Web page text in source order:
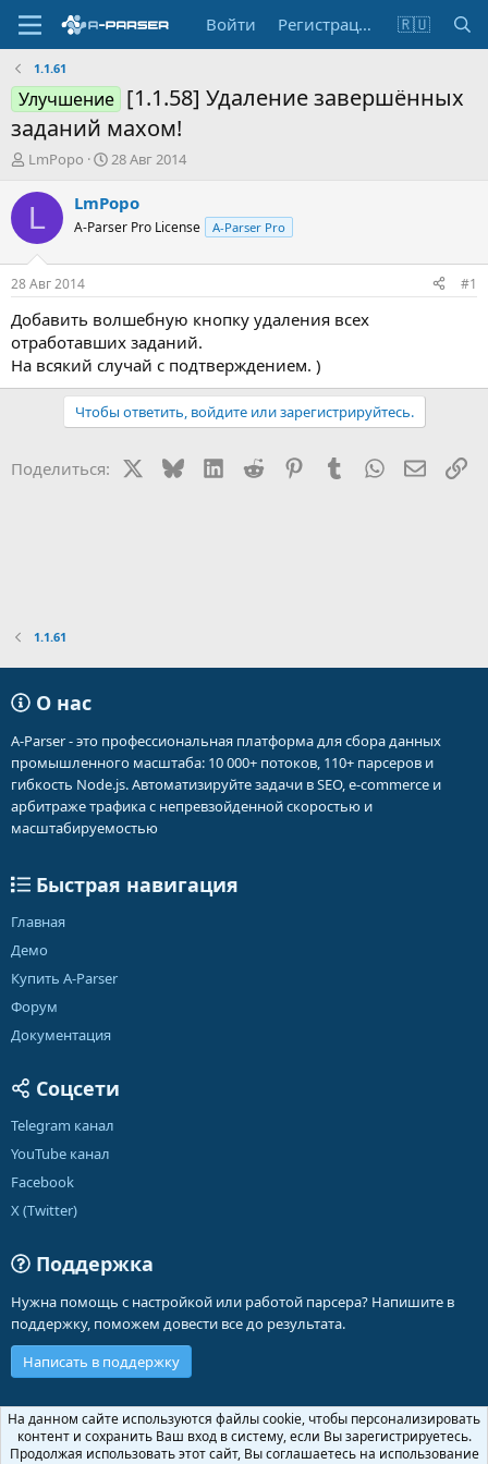
Войти Регистрация 🇷🇺
1.1.61
Улучшение [1.1.58] Удаление завершённых
заданий махом!
А
т
т
е
м
ы
LmPopo
Д
т
н
а
л
28 Авг 2014
L LmPopo
A-Parser Pro License A-Parser Pro
28 Авг 2014 #1
Добавить волшебную кнопку удаления всех
отработавших заданий.
На всякий случай с подтверждением. )
Чтобы ответить, войдите или зарегистрируйтесь.
Поделиться: BlueskyLinkedIn
Reddit PinterestTumblr WhatsApp
1.1.61
О нас
A-Parser - это профессиональная платформа для сбора данных
промышленного масштаба: 10 000+ потоков, 110+ парсеров и
гибкость Node.js. Автоматизируйте задачи в SEO, e-commerce и
арбитраже трафика с непревзойденной скоростью и
масштабируемостью
Быстрая навигация
Главная
Демо
Купить A-Parser
Форум
Документация
Соцсети
Telegram канал
YouTube канал
Facebook
X (Twitter)
Поддержка
Нужна помощь с настройкой или работой парсера? Напишите в
поддержку, поможем довести все до результата.
Написать в поддержку
Russian (RU)
Обратная связь
Условия и правила
На данном сайте используются файлы cookie, чтобы персонализировать
контент и сохранить Ваш вход в систему, если Вы зарегистрируетесь.
Продолжая использовать этот сайт, Вы соглашаетесь на использование